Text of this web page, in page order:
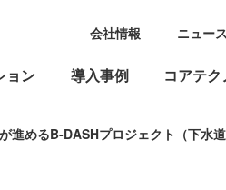
ョン 導入事例 コアテ
会社情報 ニュー
プロジェクト（下水道革新的技術実証事業）で ドローンによる老朽